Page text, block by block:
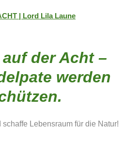
| Lord Lila Laune
der Acht –
werden
Lebensraum für die Natur!